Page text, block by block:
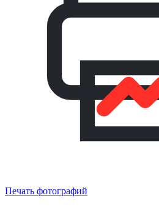
Печать фотографий